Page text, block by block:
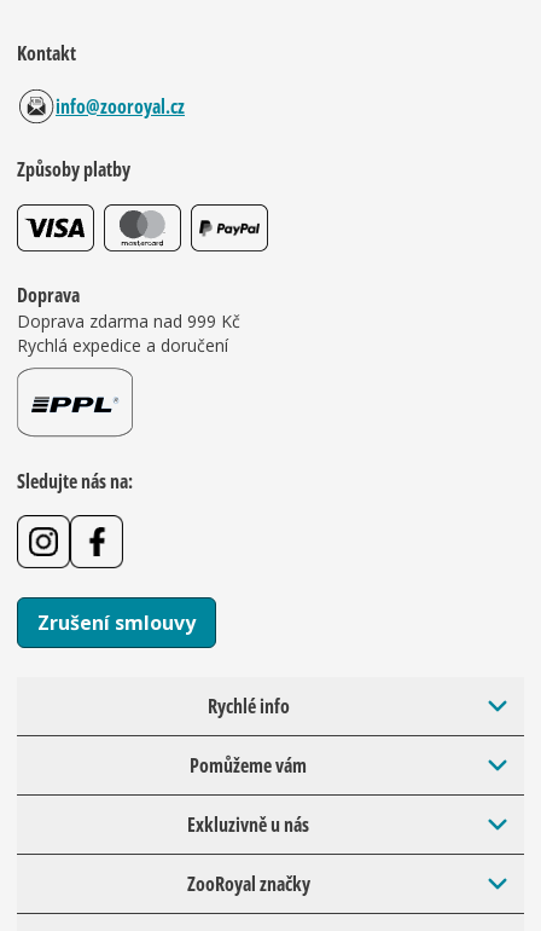
Kontakt
info@zooroyal.cz
Způsoby platby
Doprava
Doprava zdarma nad 999 Kč
Rychlá expedice a doručení
Sledujte nás na:
Zrušení smlouvy
Rychlé info
Pomůžeme vám
Exkluzivně u nás
ZooRoyal značky